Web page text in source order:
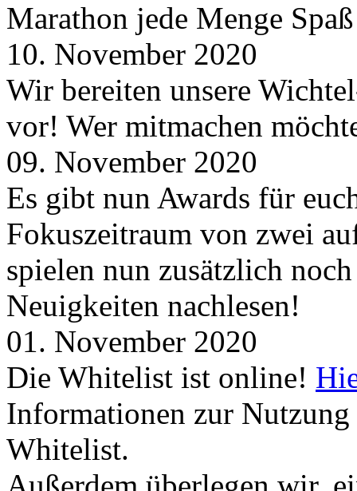
Marathon jede Menge
10. November 2020
Wir bereiten unsere
vor! Wer mitmachen
09. November 2020
Es gibt nun Awards für
Fokuszeitraum von zwei
spielen nun zusätzlich
Neuigkeiten nachlesen!
01. November 2020
Die Whitelist ist online!
Informationen zur
Whitelist.